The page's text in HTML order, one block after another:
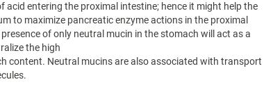
acid entering the proximal intestine; hence it might help the
to maximize pancreatic enzyme actions in the proximal
of only neutral mucin in the stomach will act as a
the high
content. Neutral mucins are also associated with transport